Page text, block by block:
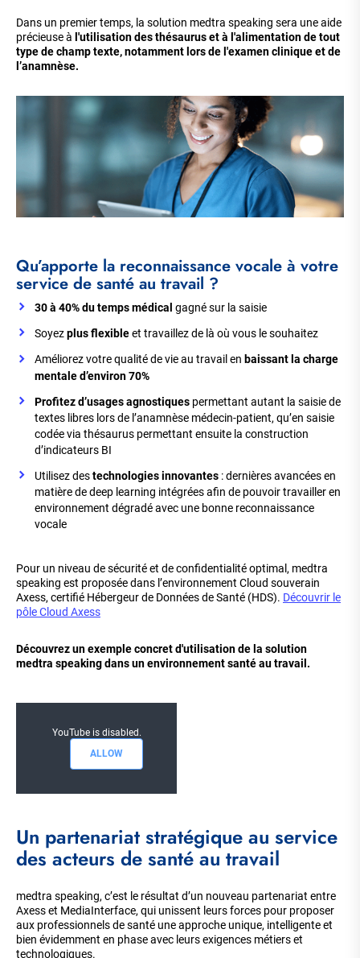
Dans un premier temps, la solution medtra speaking sera une aide
précieuse à l'utilisation des thésaurus et à l'alimentation de tout
type de champ texte, notamment lors de l'examen clinique et de
l’anamnèse.
Qu’apporte la reconnaissance vocale à votre
service de santé au travail ?
30 à 40% du temps médical gagné sur la saisie
Soyezplus flexibleet travaillez de là où vous le souhaitez
Améliorez votre qualité de vie au travail en baissant la charge
mentale d’environ 70%
Profitez d’usages agnostiques permettant autant la saisie de
textes libres lors de l’anamnèse médecin-patient, qu’en saisie
codée via thésaurus permettant ensuite la construction
d’indicateurs BI
Utilisez destechnologies innovantes : dernières avancées en
matière de deep learning intégrées afin de pouvoir travailler en
environnement dégradé avec une bonne reconnaissance
vocale
Pour un niveau de sécurité et de confidentialité optimal, medtra
speaking est proposée dans l’environnement Cloud souverain
Axess, certifié Hébergeur de Données de Santé (HDS). Découvrir le
pôle Cloud Axess
Découvrez un exemple concret d'utilisation de la solution
medtra speaking dans un environnement santé au travail.
YouTube is disabled.
ALLOW
Un partenariat stratégique au service
des acteurs de santé au travail
medtra speaking, c’est le résultat d’un nouveau partenariat entre
Axess et MediaInterface, qui unissent leurs forces pour proposer
aux professionnels de santé une approche unique, intelligente et
bien évidemment en phase avec leurs exigences métiers et
technologiques.